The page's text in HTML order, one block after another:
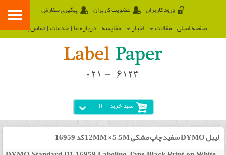
ورود کاربران عضویت کاربران پیگیری سفارش
صفحه اصلی مقالات اخبار مقایسه درباره ما خدمات تماس با ما
سبد خرید 0
لیبل DYMO سفید چاپ مشکی 12MM × 5.5M کد 16959